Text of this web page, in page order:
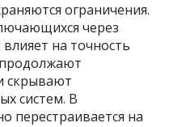
ограничения.
через
на точность
продолжают
скрывают
систем. В
перестраивается на